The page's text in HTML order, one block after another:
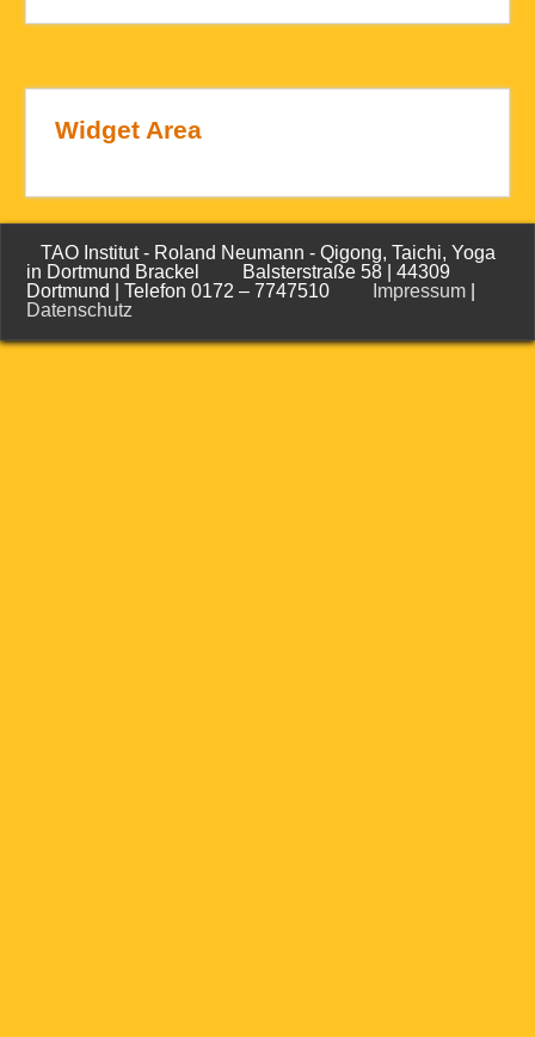
Widget Area
TAO Institut - Roland Neumann - Qigong, Taichi, Yoga
in Dortmund Brackel Balsterstraße 58 | 44309
Dortmund | Telefon 0172 – 7747510
Impressum|
Datenschutz